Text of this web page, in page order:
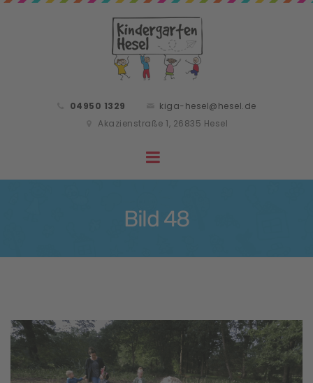
04950 1329
kiga-hesel@hesel.de
Akazienstraße 1, 26835 Hesel
Bild 48